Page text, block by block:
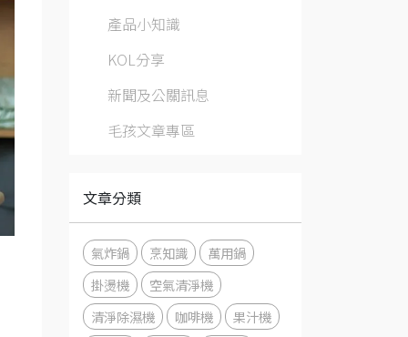
產品小知識
KOL分享
新聞及公關訊息
毛孩文章專區
文章分類
氣炸鍋 烹知識
萬用鍋
掛燙機
空氣清淨機
清淨除濕機
咖啡機
果汁機